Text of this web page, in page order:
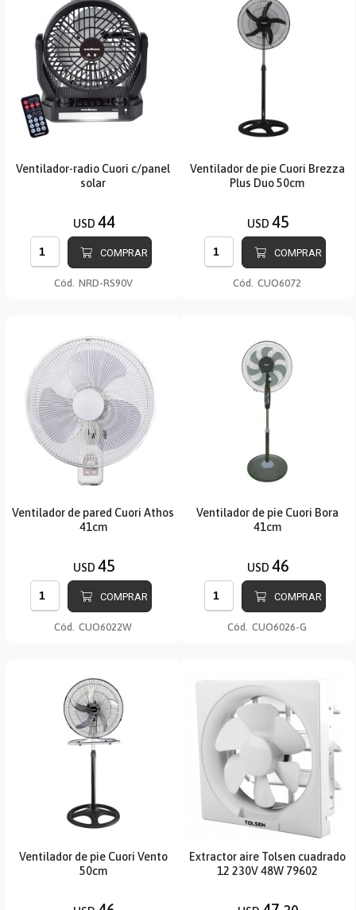
Ventilador-radio Cuori c/panel
solar
USD 44
COMPRAR
Cód. NRD-RS90V
Ventilador de pie Cuori Brezza
Plus Duo 50cm
USD 45
COMPRAR
Cód. CUO6072
Ventilador de pared Cuori Athos
41cm
USD 45
COMPRAR
Cód. CUO6022W
Ventilador de pie Cuori Bora
41cm
USD 46
COMPRAR
Cód. CUO6026-G
Ventilador de pie Cuori Vento
50cm
Extractor aire Tolsen cuadrado
12 230V 48W 79602